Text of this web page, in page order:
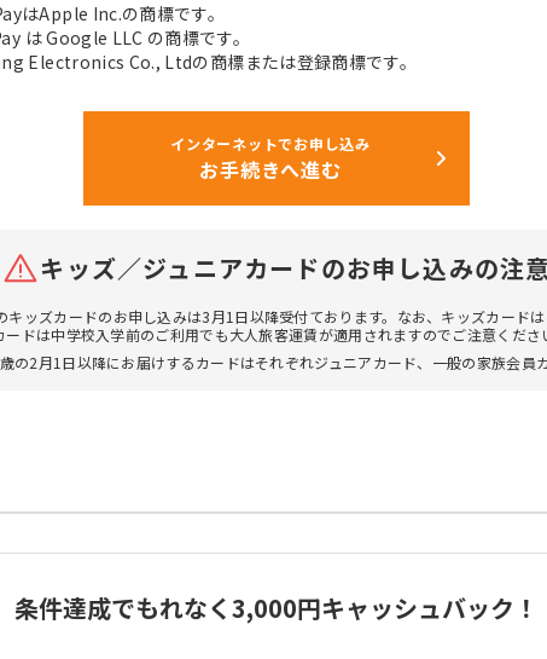
のリボ払い・分割払い（3回以上）のご利用のみ対象。
総利用枠の範囲内でキャッシング利用枠を設定させていただ
はApple Inc.の商標です。
は Google LLC の商標です。
Electronics Co., Ltdの商標または登録商標です。
インターネットでお申し込み
お手続きへ進む
キッズ／ジュニアカードのお申し込みの注意
キッズカードのお申し込みは3月1日以降受付ております。なお、キッズカード
ドは中学校入学前のご利用でも大人旅客運賃が適用されますのでご注意くださ
の2月1日以降にお届けするカードはそれぞれジュニアカード、一般の家族会員カ
条件達成でもれなく3,000円キャッシュバック！